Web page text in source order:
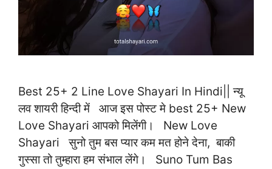
Best 25+ 2 Line Love Shayari In Hindi|| न्यू
लव शायरी हिन्दी में आज इस पोस्ट मे best 25+ New
Love Shayari आपको मिलेंगी। New Love
Shayari सुनो तुम बस प्यार कम मत होने देना, बाकी
गुस्सा तो तुम्हारा हम संभाल लेंगे। Suno Tum Bas